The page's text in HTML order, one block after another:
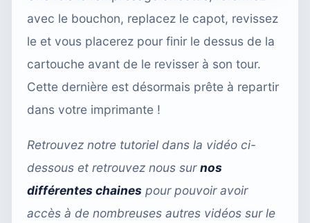
avec le bouchon, replacez le capot, revissez
le et vous placerez pour finir le dessus de la
cartouche avant de le revisser à son tour.
Cette dernière est désormais prête à repartir
dans votre imprimante !
Retrouvez notre tutoriel dans la vidéo ci-
dessous et retrouvez nous surnos
différentes chaines pour pouvoir avoir
accès à de nombreuses autres vidéos sur le